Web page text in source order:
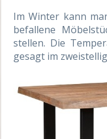
Im Winter kann
befallene
stellen. Die
gesagt im